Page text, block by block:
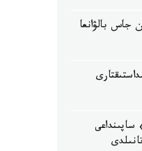
جاس بالۋانعا